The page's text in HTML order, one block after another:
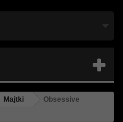
Majtki
Obsessive